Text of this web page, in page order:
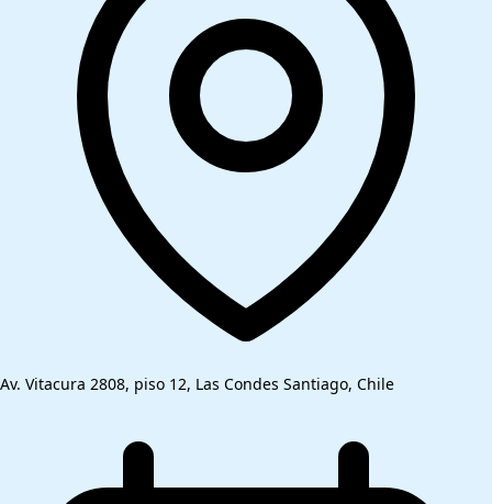
Av. Vitacura 2808, piso 12, Las Condes Santiago, Chile